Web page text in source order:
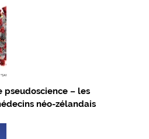
pseudoscience – les
néo-zélandais